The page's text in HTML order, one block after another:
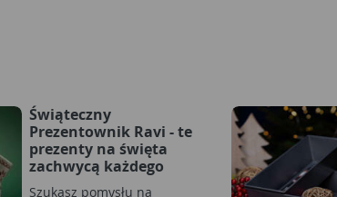
Świąteczny
Prezentownik Ravi - te
prezenty na święta
zachwycą każdego
Szukasz pomysłu na